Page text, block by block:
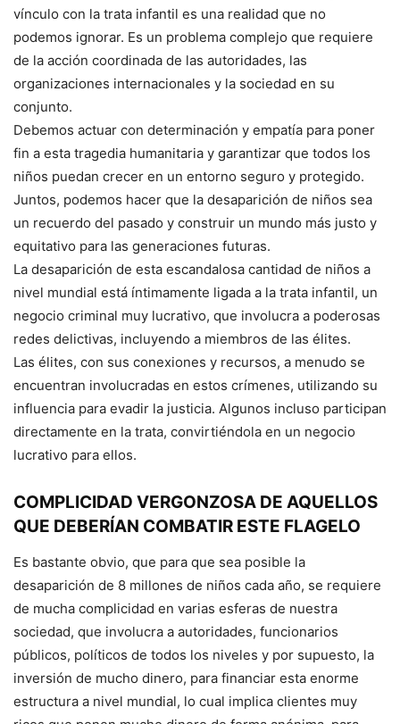
vínculo con la trata infantil es una realidad que no
podemos ignorar. Es un problema complejo que requiere
de la acción coordinada de las autoridades, las
organizaciones internacionales y la sociedad en su
conjunto.
Debemos actuar con determinación y empatía para poner
fin a esta tragedia humanitaria y garantizar que todos los
niños puedan crecer en un entorno seguro y protegido.
Juntos, podemos hacer que la desaparición de niños sea
un recuerdo del pasado y construir un mundo más justo y
equitativo para las generaciones futuras.
La desaparición de esta escandalosa cantidad de niños a
nivel mundial está íntimamente ligada a la trata infantil, un
negocio criminal muy lucrativo, que involucra a poderosas
redes delictivas, incluyendo a miembros de las élites.
Las élites, con sus conexiones y recursos, a menudo se
encuentran involucradas en estos crímenes, utilizando su
influencia para evadir la justicia. Algunos incluso participan
directamente en la trata, convirtiéndola en un negocio
lucrativo para ellos.
COMPLICIDAD VERGONZOSA DE AQUELLOS
QUE DEBERÍAN COMBATIR ESTE FLAGELO
Es bastante obvio, que para que sea posible la
desaparición de 8 millones de niños cada año, se requiere
de mucha complicidad en varias esferas de nuestra
sociedad, que involucra a autoridades, funcionarios
públicos, políticos de todos los niveles y por supuesto, la
inversión de mucho dinero, para financiar esta enorme
estructura a nivel mundial, lo cual implica clientes muy